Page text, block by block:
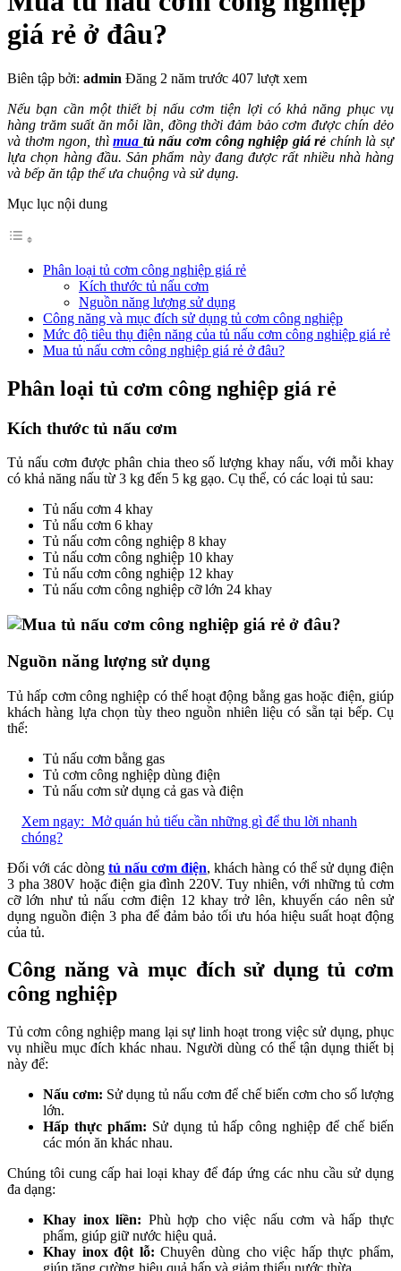
giá rẻ ở đâu?
Biên tập bởi: admin Đăng 2 năm trước 407 lượt xem
Nếu bạn cần một thiết bị nấu cơm tiện lợi có khả năng phục vụ
hàng trăm suất ăn mỗi lần, đồng thời đảm bảo cơm được chín dẻo
và thơm ngon, thìmua tủ nấu cơm công nghiệp giá rẻ chính là sự
lựa chọn hàng đầu. Sản phẩm này đang được rất nhiều nhà hàng
và bếp ăn tập thể ưa chuộng và sử dụng.
Mục lục nội dung
Phân loại tủ cơm công nghiệp giá rẻ
Kích thước tủ nấu cơm
Nguồn năng lượng sử dụng
Công năng và mục đích sử dụng tủ cơm công nghiệp
Mức độ tiêu thụ điện năng của tủ nấu cơm công nghiệp giá rẻ
Mua tủ nấu cơm công nghiệp giá rẻ ở đâu?
Phân loại tủ cơm công nghiệp giá rẻ
Kích thước tủ nấu cơm
Tủ nấu cơm được phân chia theo số lượng khay nấu, với mỗi khay
có khả năng nấu từ 3 kg đến 5 kg gạo. Cụ thể, có các loại tủ sau:
Tủ nấu cơm 4 khay
Tủ nấu cơm 6 khay
Tủ nấu cơm công nghiệp 8 khay
Tủ nấu cơm công nghiệp 10 khay
Tủ nấu cơm công nghiệp 12 khay
Tủ nấu cơm công nghiệp cỡ lớn 24 khay
Nguồn năng lượng sử dụng
Tủ hấp cơm công nghiệp có thể hoạt động bằng gas hoặc điện, giúp
khách hàng lựa chọn tùy theo nguồn nhiên liệu có sẵn tại bếp. Cụ
thể:
Tủ nấu cơm bằng gas
Tủ cơm công nghiệp dùng điện
Tủ nấu cơm sử dụng cả gas và điện
Xem ngay: Mở quán hủ tiếu cần những gì để thu lời nhanh
chóng?
Đối với các dòng tủ nấu cơm điện, khách hàng có thể sử dụng điện
3 pha 380V hoặc điện gia đình 220V. Tuy nhiên, với những tủ cơm
cỡ lớn như tủ nấu cơm điện 12 khay trở lên, khuyến cáo nên sử
dụng nguồn điện 3 pha để đảm bảo tối ưu hóa hiệu suất hoạt động
của tủ.
Công năng và mục đích sử dụng tủ cơm
công nghiệp
Tủ cơm công nghiệp mang lại sự linh hoạt trong việc sử dụng, phục
vụ nhiều mục đích khác nhau. Người dùng có thể tận dụng thiết bị
này để:
Nấu cơm: Sử dụng tủ nấu cơm để chế biến cơm cho số lượng
lớn.
Hấp thực phẩm: Sử dụng tủ hấp công nghiệp để chế biến
các món ăn khác nhau.
Chúng tôi cung cấp hai loại khay để đáp ứng các nhu cầu sử dụng
đa dạng:
Khay inox liền: Phù hợp cho việc nấu cơm và hấp thực
phẩm, giúp giữ nước hiệu quả.
Khay inox đột lỗ: Chuyên dùng cho việc hấp thực phẩm,